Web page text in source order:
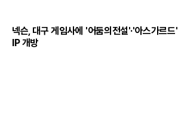
넥슨, 대구 게임사에 '어둠의전설'·'아스가르드'
IP 개방